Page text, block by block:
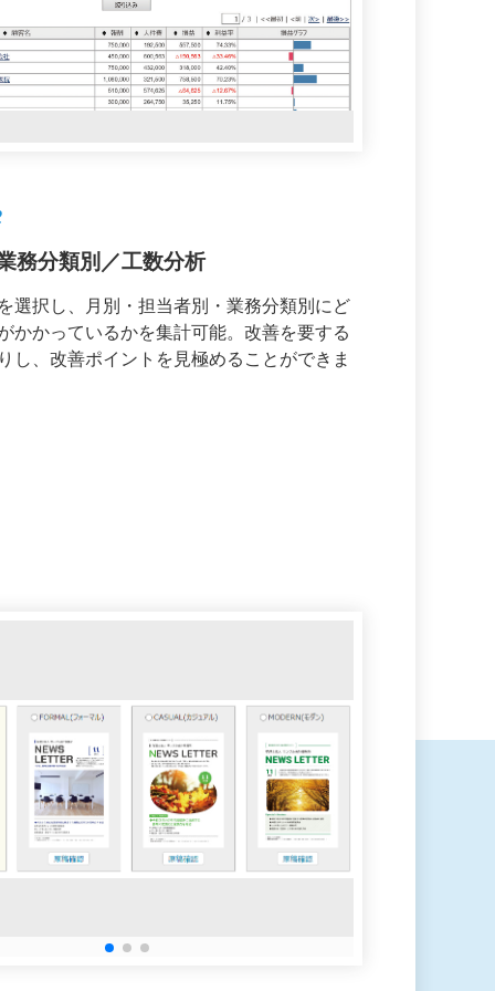
務分類別／工数分析
選択し、月別・担当者別・業務分類別にど
かかっているかを集計可能。改善を要する
し、改善ポイントを見極めることができま